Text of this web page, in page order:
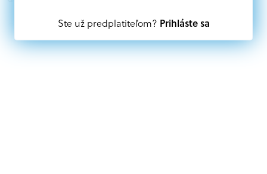
Oprávnení partneri:
Akákoľvek právnická osoba, t. j. verejný alebo súkromný
subjekt, komerčný alebo nekomerčný, ako aj
Ste už predplatiteľom? Prihláste sa